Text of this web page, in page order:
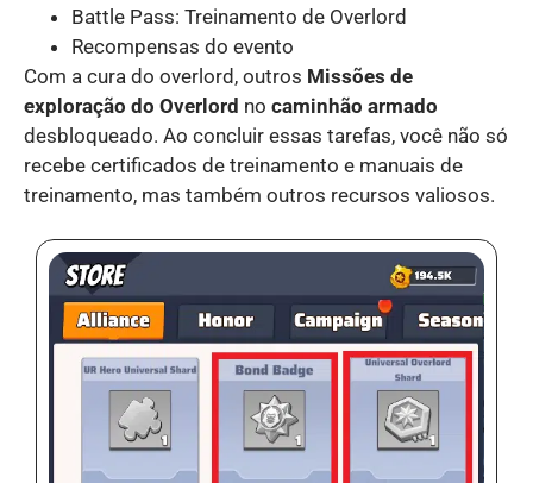
Battle Pass: Treinamento de Overlord
Recompensas do evento
Com a cura do overlord, outros Missões de
exploração do Overlord no caminhão armado
desbloqueado. Ao concluir essas tarefas, você não só
recebe certificados de treinamento e manuais de
treinamento, mas também outros recursos valiosos.